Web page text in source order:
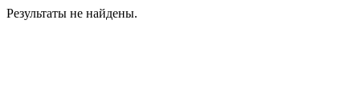
Результаты не найдены.